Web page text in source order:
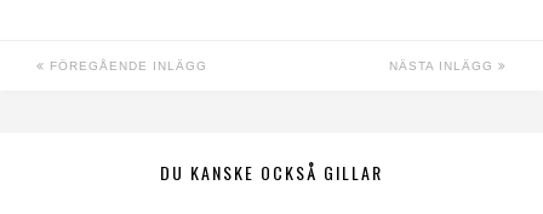
FÖREGÅENDE INLÄGG NÄSTA INLÄGG
DU KANSKE OCKSÅ GILLAR